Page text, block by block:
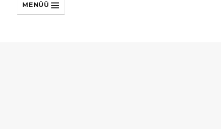
MENÜÜ